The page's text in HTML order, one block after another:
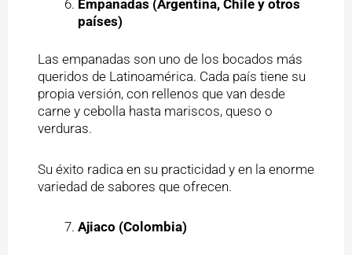
Empanadas (Argentina, Chile y otros
países)
Las empanadas son uno de los bocados más
queridos de Latinoamérica. Cada país tiene su
propia versión, con rellenos que van desde
carne y cebolla hasta mariscos, queso o
verduras.
Su éxito radica en su practicidad y en la enorme
variedad de sabores que ofrecen.
Ajiaco (Colombia)